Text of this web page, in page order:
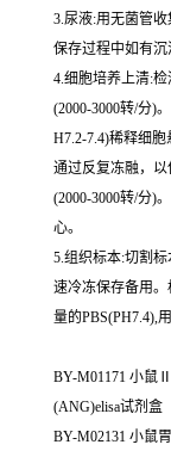
3.尿液:用无菌管
保存过程中如有沉
4.细胞培养上清:
(2000-3000转/分)
H7.2-7.4)稀释细胞
通过反复冻融，
(2000-3000转/分)
心。
5.组织标本:切割
速冷冻保存备用
量的PBS(PH7.4),
BY-M01171 小鼠
(ANG)elisa试剂盒
BY-M02131 小鼠